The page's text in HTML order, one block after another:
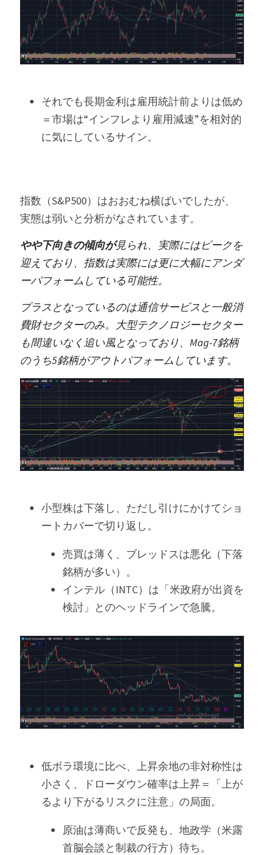
それでも長期金利は雇用統計前よりは低め
＝市場は“インフレより雇用減速”を相対的
に気にしているサイン。
指数（S&P500）はおおむね横ばいでしたが、
実態は弱いと分析がなされています。
やや下向きの傾向が見られ、実際にはピークを
迎えており、指数は実際には更に大幅にアンダ
ーパフォームしている可能性。
プラスとなっているのは通信サービスと一般消
費財セクターのみ。大型テクノロジーセクター
も間違いなく追い風となっており、Mag-7銘柄
のうち5銘柄がアウトパフォームしています。
小型株は下落し、ただし引けにかけてショ
ートカバーで切り返し。
売買は薄く、ブレッドスは悪化（下落
銘柄が多い）。
インテル（INTC）は「米政府が出資を
検討」とのヘッドラインで急騰。
低ボラ環境に比べ、上昇余地の非対称性は
小さく、ドローダウン確率は上昇＝「上が
るより下がるリスクに注意」の局面。
原油は薄商いで反発も、地政学（米露
首脳会談と制裁の行方）待ち。